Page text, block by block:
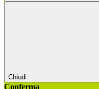
Chiudi
Conferma